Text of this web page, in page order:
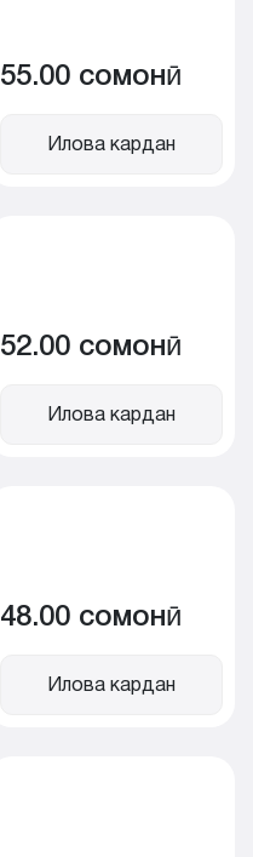
55.00 сомонӣ
Илова кардан
52.00 сомонӣ
Илова кардан
48.00 сомонӣ
Илова кардан